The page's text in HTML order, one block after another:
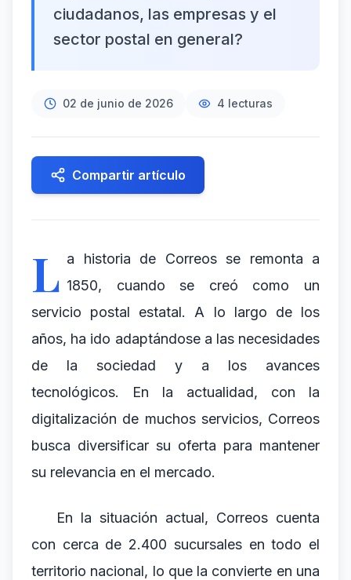
ciudadanos, las empresas y el
sector postal en general?
02 de junio de 2026 4 lecturas
Compartir artículo
L a historia de Correos se remonta a
1850, cuando se creó como un
servicio postal estatal. A lo largo de los
años, ha ido adaptándose a las necesidades
de la sociedad y a los avances
tecnológicos. En la actualidad, con la
digitalización de muchos servicios, Correos
busca diversificar su oferta para mantener
su relevancia en el mercado.
En la situación actual, Correos cuenta
con cerca de 2.400 sucursales en todo el
territorio nacional, lo que la convierte en una